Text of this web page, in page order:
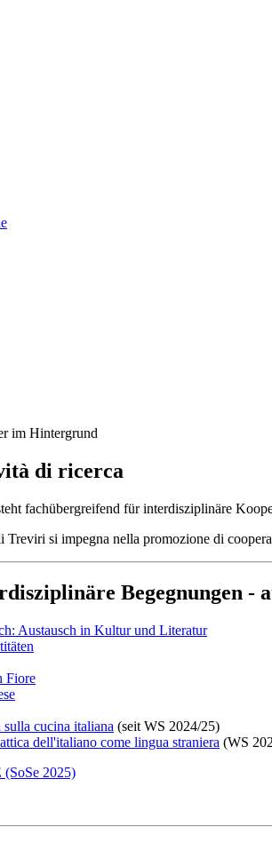
di ricerca
fachübergreifend für interdisziplinäre
si impegna nella promozione di
Begegnungen -
Austausch in Kultur und Literatur
Fiore
cucina italiana (seit WS 2024/25)
dell'italiano come lingua straniera (WS
2025)